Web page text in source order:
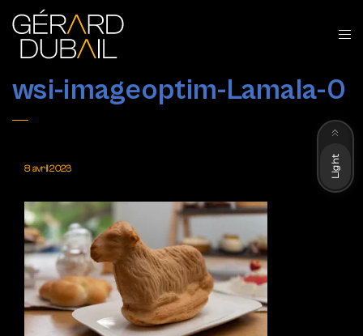
wsi-imageoptim-Lamala-0
8 avril 2023 Light
Dark